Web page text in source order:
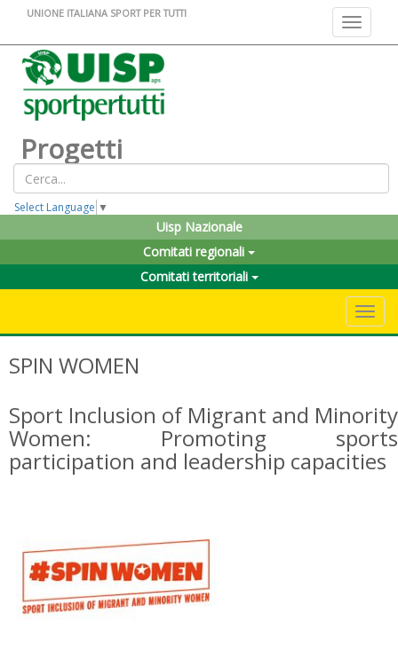
Toggle
UNIONE ITALIANA SPORT PER TUTTI
Progetti
Select Language ▼
Uisp Nazionale
Comitati regionali
Comitati territoriali
SPIN WOMEN
Sport Inclusion of Migrant and Minority
Women: Promoting sports
participation and leadership capacities